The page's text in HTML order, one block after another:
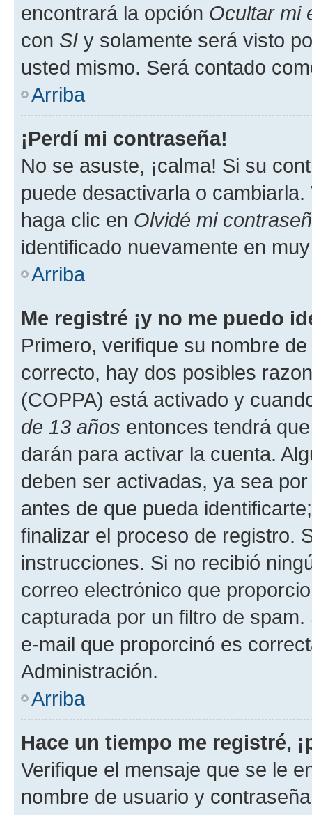
encontrará la opción Ocultar mi
con SI y solamente será visto
usted mismo. Será contado
Arriba
¡Perdí mi contraseña!
No se asuste, ¡calma! Si su
puede desactivarla o
haga clic en Olvidé mi
identificado nuevamente en
Arriba
Me registré ¡y no me puedo
Primero, verifique su nombre
correcto, hay dos posibles
(COPPA) está activado y
de 13 años entonces tendrá
darán para activar la cuenta.
deben ser activadas, ya sea
antes de que pueda
finalizar el proceso de registro.
instrucciones. Si no recibió
correo electrónico que
capturada por un filtro de
e-mail que proporcinó es
Administración.
Arriba
Hace un tiempo me registré,
Verifique el mensaje que se le
nombre de usuario y